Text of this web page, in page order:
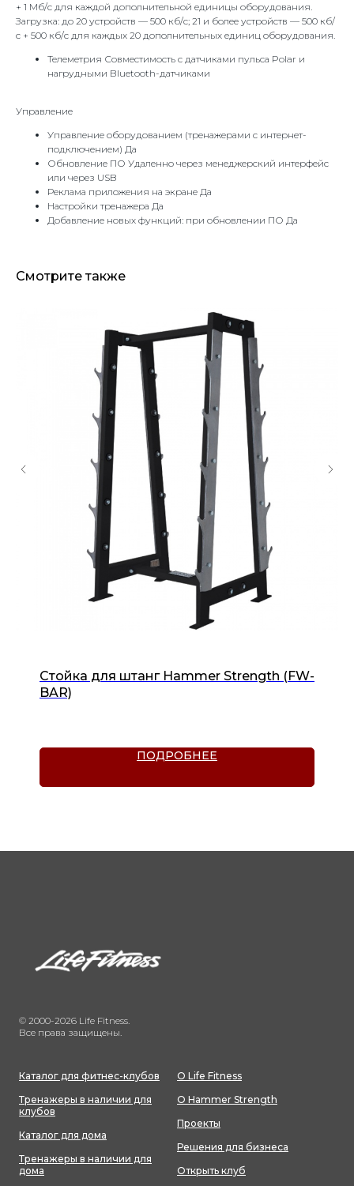
+ 1 Мб/с для каждой дополнительной единицы оборудования.
Загрузка: до 20 устройств — 500 кб/с; 21 и более устройств — 500 кб/
с + 500 кб/с для каждых 20 дополнительных единиц оборудования.
Телеметрия Совместимость с датчиками пульса Polar и
нагрудными Bluetooth-датчиками
Управление
Управление оборудованием (тренажерами с интернет-
подключением) Да
Обновление ПО Удаленно через менеджерский интерфейс
или через USB
Реклама приложения на экране Да
Настройки тренажера Да
Добавление новых функций: при обновлении ПО Да
Смотрите также
Стойка для штанг Hammer Strength (FW-
BAR)
ПОДРОБНЕЕ
© 2000-2026 Life Fitness.
Все права защищены.
Каталог для фитнес-клубов
Тренажеры в наличии для
клубов
Каталог для дома
Тренажеры в наличии для
дома
О Life Fitness
О Hammer Strength
Проекты
Решения для бизнеса
Открыть клуб